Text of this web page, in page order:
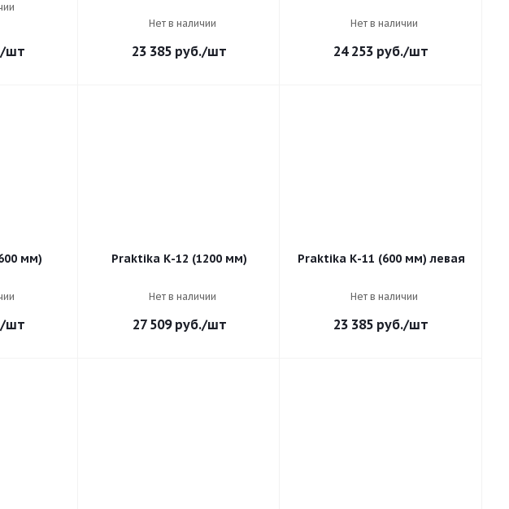
/шт
Нет в наличии
23 385 руб./шт
Нет в наличии
24 253 руб./шт
мм)
/шт
Praktika К-12 (1200 мм)
Нет в наличии
27 509руб./шт
Praktika К-11 (600 мм) левая
Нет в наличии
23 385 руб./шт